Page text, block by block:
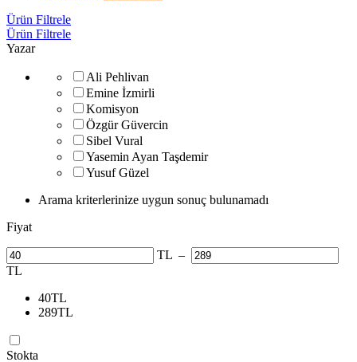
Ürün Filtrele
Ürün Filtrele
Yazar
Ali Pehlivan
Emine İzmirli
Komisyon
Özgür Güvercin
Sibel Vural
Yasemin Ayan Taşdemir
Yusuf Güzel
Arama kriterlerinize uygun sonuç bulunamadı
Fiyat
TL –
TL
40TL
289TL
Stokta